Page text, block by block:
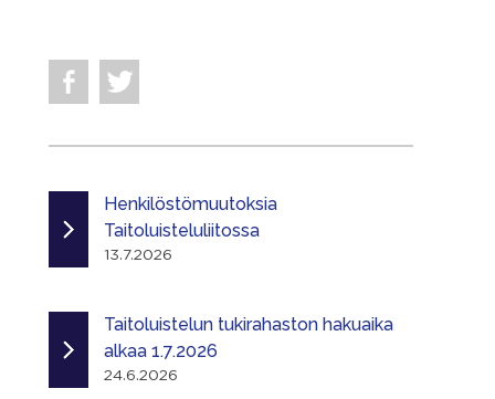
Henkilöstömuutoksia
Taitoluisteluliitossa
13.7.2026
Taitoluistelun tukirahaston hakuaika
alkaa 1.7.2026
24.6.2026